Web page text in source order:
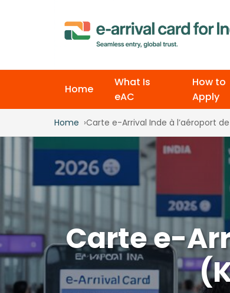
Home
What Is
eAC
How to
Apply
Home Carte e-Arrival Inde à l’aéroport
Carte e-